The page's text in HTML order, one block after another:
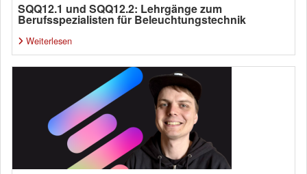
SQQ12.1 und SQQ12.2: Lehrgänge zum
Berufsspezialisten für Beleuchtungstechnik
Weiterlesen